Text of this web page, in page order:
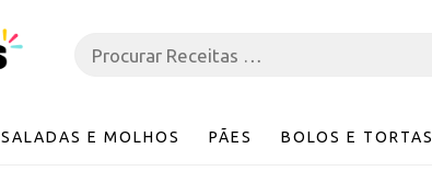
SALADAS E MOLHOS PÃES BOLOS E TORTAS